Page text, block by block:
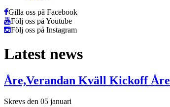
Gilla oss på Facebook
Följ oss på Youtube
Följ oss på Instagram
Latest news
Åre,Verandan Kväll Kickoff
Skrevs den 05 januari